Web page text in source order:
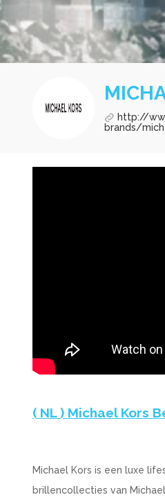
http://
brands/
( NL ) Michael Kors
Michael Kors is een luxe
brillencollecties van